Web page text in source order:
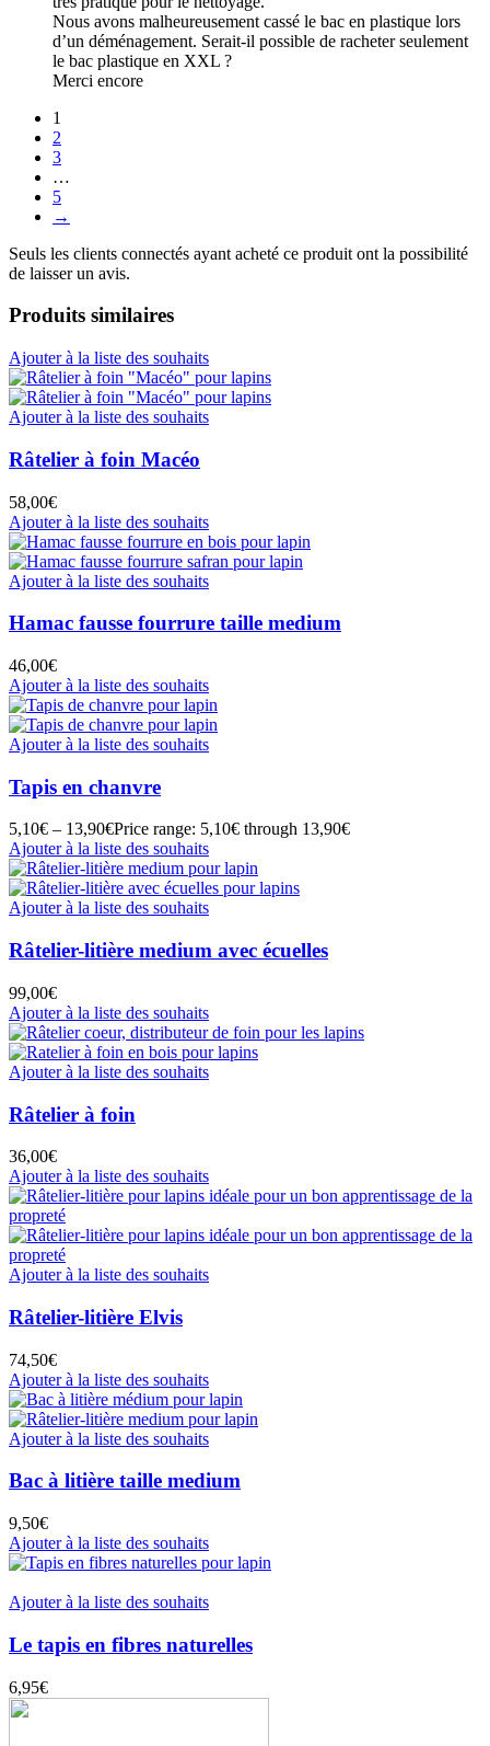
Nous avons malheureusement cassé le bac en plastique lors
d’un déménagement. Serait-il possible de racheter seulement
le bac plastique en XXL ?
Merci encore
1
2
3
…
5
→
Seuls les clients connectés ayant acheté ce produit ont la possibilité
de laisser un avis.
Produits similaires
Ajouter à la liste des souhaits
Ajouter à la liste des souhaits
Râtelier à foin Macéo
58,00€
Ajouter à la liste des souhaits
Ajouter à la liste des souhaits
Hamac fausse fourrure taille medium
46,00€
Ajouter à la liste des souhaits
Ajouter à la liste des souhaits
Tapis en chanvre
5,10€ – 13,90€Price range: 5,10€ through 13,90€
Ajouter à la liste des souhaits
Ajouter à la liste des souhaits
Râtelier-litière medium avec écuelles
99,00€
Ajouter à la liste des souhaits
Ajouter à la liste des souhaits
Râtelier à foin
36,00€
Ajouter à la liste des souhaits
Ajouter à la liste des souhaits
Râtelier-litière Elvis
74,50€
Ajouter à la liste des souhaits
Ajouter à la liste des souhaits
Bac à litière taille medium
9,50€
Ajouter à la liste des souhaits
Ajouter à la liste des souhaits
Le tapis en fibres naturelles
6,95€